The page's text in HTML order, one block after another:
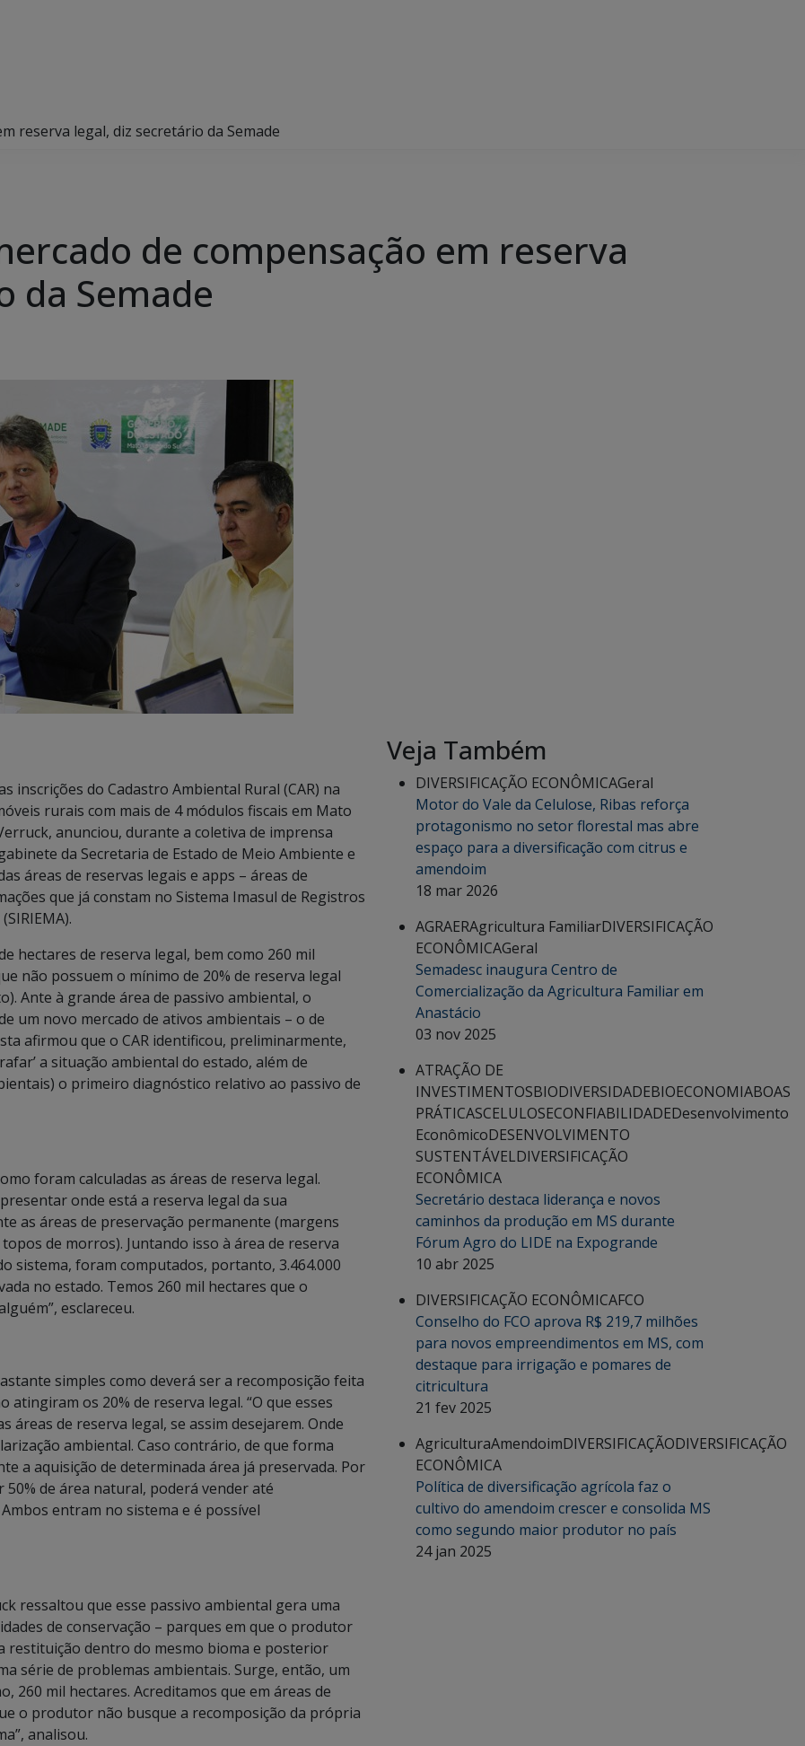
reserva legal, diz secretário da Semade
de compensação em reserva
da Semade
inscrições do Cadastro Ambiental Rural (CAR) na
rurais com mais de 4 módulos fiscais em Mato
anunciou, durante a coletiva de imprensa
da Secretaria de Estado de Meio Ambiente e
áreas de reservas legais e apps – áreas de
que já constam no Sistema Imasul de Registros
hectares de reserva legal, bem como 260 mil
não possuem o mínimo de 20% de reserva legal
Ante à grande área de passivo ambiental, o
um novo mercado de ativos ambientais – o de
afirmou que o CAR identificou, preliminarmente,
a situação ambiental do estado, além de
o primeiro diagnóstico relativo ao passivo de
foram calculadas as áreas de reserva legal.
onde está a reserva legal da sua
as áreas de preservação permanente (margens
de morros). Juntando isso à área de reserva
sistema, foram computados, portanto, 3.464.000
no estado. Temos 260 mil hectares que o
esclareceu.
simples como deverá ser a recomposição feita
os 20% de reserva legal. “O que esses
de reserva legal, se assim desejarem. Onde
ambiental. Caso contrário, de que forma
a aquisição de determinada área já preservada. Por
de área natural, poderá vender até
entram no sistema e é possível
ressaltou que esse passivo ambiental gera uma
de conservação – parques em que o produtor
restituição dentro do mesmo bioma e posterior
série de problemas ambientais. Surge, então, um
260 mil hectares. Acreditamos que em áreas de
o produtor não busque a recomposição da própria
analisou.
Veja Também
DIVERSIFICAÇÃO ECONÔMICAGeral
Motor do Vale da Celulose, Ribas reforça
protagonismo no setor florestal mas abre
espaço para a diversificação com citrus e
amendoim
18 mar 2026
AGRAERAgricultura FamiliarDIVERSIFICAÇÃO
ECONÔMICAGeral
Semadesc inaugura Centro de
Comercialização da Agricultura Familiar em
Anastácio
03 nov 2025
ATRAÇÃO DE
INVESTIMENTOSBIODIVERSIDADEBIOECONOMIABOAS
PRÁTICASCELULOSECONFIABILIDADEDesenvolvimento
EconômicoDESENVOLVIMENTO
SUSTENTÁVELDIVERSIFICAÇÃO
ECONÔMICA
Secretário destaca liderança e novos
caminhos da produção em MS durante
Fórum Agro do LIDE na Expogrande
10 abr 2025
DIVERSIFICAÇÃO ECONÔMICAFCO
Conselho do FCO aprova R$ 219,7 milhões
para novos empreendimentos em MS, com
destaque para irrigação e pomares de
citricultura
21 fev 2025
AgriculturaAmendoimDIVERSIFICAÇÃODIVERSIFICAÇÃO
ECONÔMICA
Política de diversificação agrícola faz o
cultivo do amendoim crescer e consolida MS
como segundo maior produtor no país
24 jan 2025